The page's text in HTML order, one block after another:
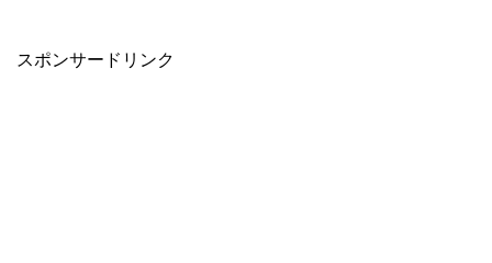
スポンサードリンク